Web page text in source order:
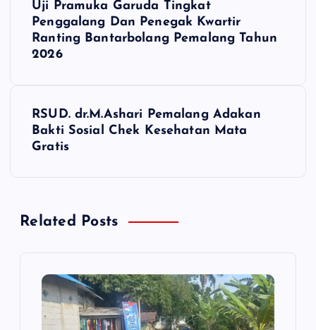
Uji Pramuka Garuda Tingkat
Penggalang Dan Penegak Kwartir
Ranting Bantarbolang Pemalang Tahun
2026
RSUD. dr.M.Ashari Pemalang Adakan
Bakti Sosial Chek Kesehatan Mata
Gratis
Related Posts